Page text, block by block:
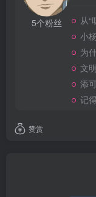
5个粉丝
从
小
为什
文
添
记得
赞赏